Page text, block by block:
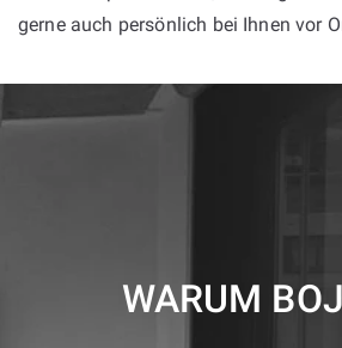
gerne auch persönlich bei Ihnen vor
WARUM